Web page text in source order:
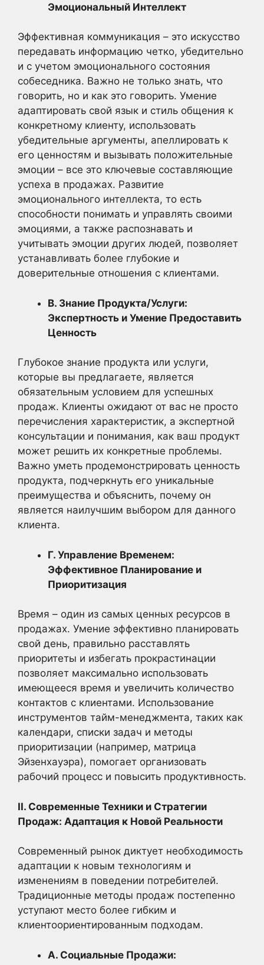
Эмоциональный Интеллект
Эффективная коммуникация – это искусство
передавать информацию четко, убедительно
и с учетом эмоционального состояния
собеседника. Важно не только знать, что
говорить, но и как это говорить. Умение
адаптировать свой язык и стиль общения к
конкретному клиенту, использовать
убедительные аргументы, апеллировать к
его ценностям и вызывать положительные
эмоции – все это ключевые составляющие
успеха в продажах. Развитие
эмоционального интеллекта, то есть
способности понимать и управлять своими
эмоциями, а также распознавать и
учитывать эмоции других людей, позволяет
устанавливать более глубокие и
доверительные отношения с клиентами.
В. Знание Продукта/Услуги:
Экспертность и Умение Предоставить
Ценность
Глубокое знание продукта или услуги,
которые вы предлагаете, является
обязательным условием для успешных
продаж. Клиенты ожидают от вас не просто
перечисления характеристик, а экспертной
консультации и понимания, как ваш продукт
может решить их конкретные проблемы.
Важно уметь продемонстрировать ценность
продукта, подчеркнуть его уникальные
преимущества и объяснить, почему он
является наилучшим выбором для данного
клиента.
Г. Управление Временем:
Эффективное Планирование и
Приоритизация
Время – один из самых ценных ресурсов в
продажах. Умение эффективно планировать
свой день, правильно расставлять
приоритеты и избегать прокрастинации
позволяет максимально использовать
имеющееся время и увеличить количество
контактов с клиентами. Использование
инструментов тайм-менеджмента, таких как
календари, списки задач и методы
приоритизации (например, матрица
Эйзенхауэра), помогает организовать
рабочий процесс и повысить продуктивность.
II. Современные Техники и Стратегии
Продаж: Адаптация к Новой Реальности
Современный рынок диктует необходимость
адаптации к новым технологиям и
изменениям в поведении потребителей.
Традиционные методы продаж постепенно
уступают место более гибким и
клиентоориентированным подходам.
А. Социальные Продажи: